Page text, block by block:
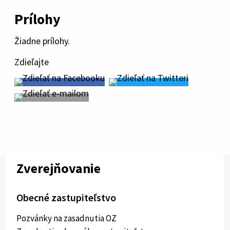
Prílohy
Žiadne prílohy.
Zdieľajte
Zverejňovanie
Obecné zastupiteľstvo
Pozvánky na zasadnutia OZ